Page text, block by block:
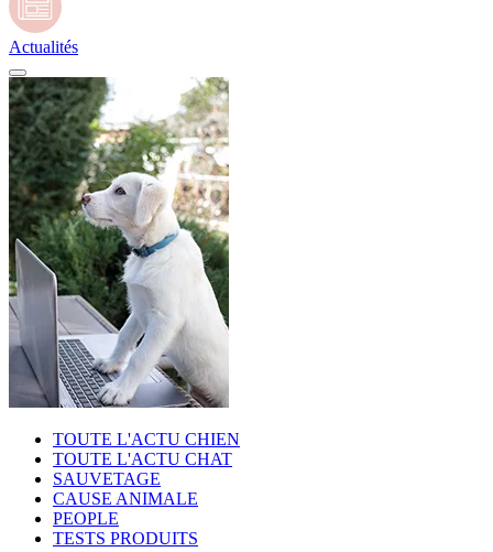
Actualités
TOUTE L'ACTU CHIEN
TOUTE L'ACTU CHAT
SAUVETAGE
CAUSE ANIMALE
PEOPLE
TESTS PRODUITS